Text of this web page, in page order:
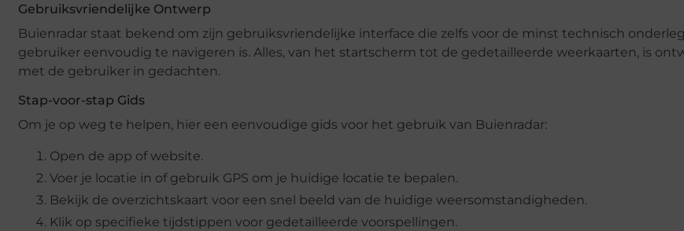
Gebruiksvriendelijke Ontwerp
Buienradar staat bekend om zijn gebruiksvriendelijke interface die zelfs voor de minst technisch
gebruiker eenvoudig te navigeren is. Alles, van het startscherm tot de gedetailleerde weerkaarten, is
met de gebruiker in gedachten.
Stap-voor-stap Gids
Om je op weg te helpen, hier een eenvoudige gids voor het gebruik van Buienradar:
Open de app of website.
Voer je locatie in of gebruik GPS om je huidige locatie te bepalen.
Bekijk de overzichtskaart voor een snel beeld van de huidige weersomstandigheden.
Klik op specifieke tijdstippen voor gedetailleerde voorspellingen.